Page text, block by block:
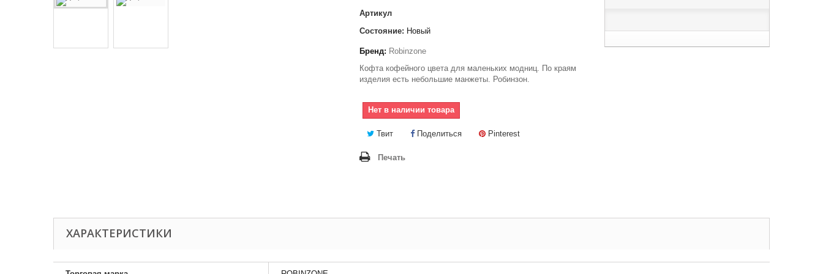
Артикул
Состояние: Новый
Бренд: Robinzone
Кофта кофейного цвета для маленьких модниц. По краям
изделия есть небольшие манжеты. Робинзон.
Нет в наличии товара
Твит Поделиться Pinterest
Печать
ХАРАКТЕРИСТИКИ